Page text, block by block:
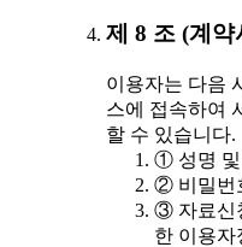
제 8 조 (계
이용자는 다음
스에 접속하여
할 수 있습니다.
① 성명 및
② 비밀번
③ 자료신
한 이용자